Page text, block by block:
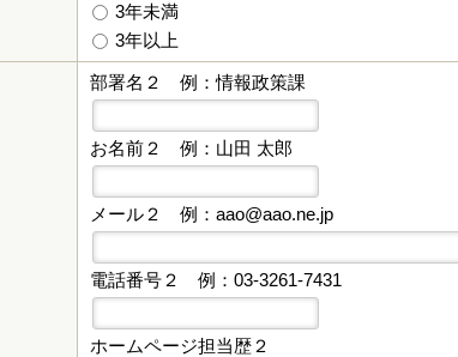
3年未満
3年以上
部署名２ 例：情報政策課
お名前２ 例：山田 太郎
メール２ 例：aao@aao.ne.jp
電話番号２ 例：03-3261-7431
ホームページ担当歴２